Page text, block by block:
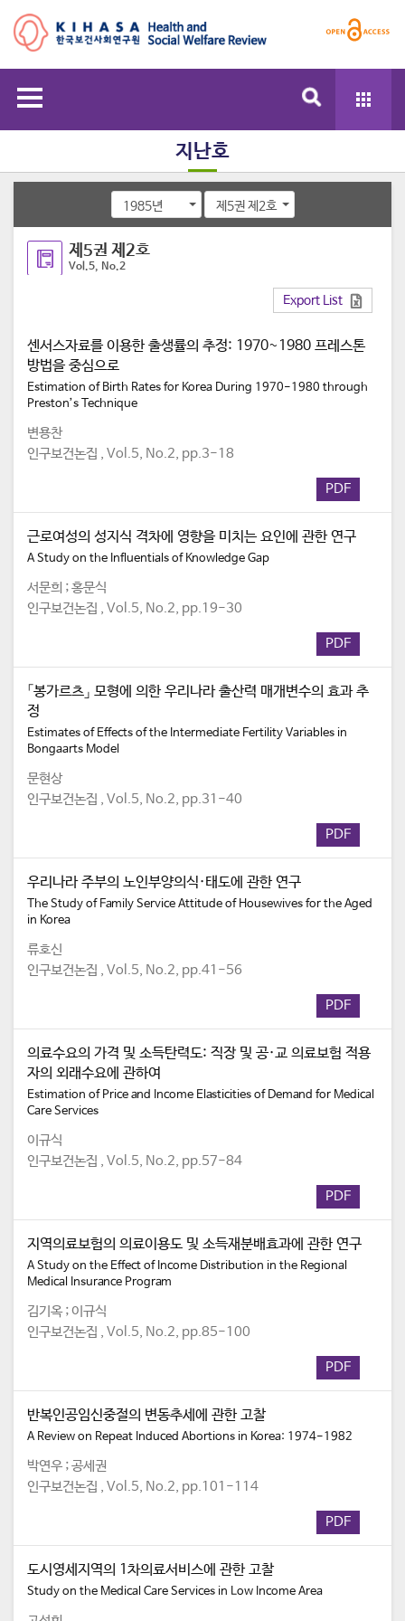
지난호
1985년 제5권 제2호
제5권 제2호
Vol.5, No.2
Export List
센서스자료를 이용한 출생률의 추정: 1970~1980 프레스톤
방법을 중심으로
Estimation of Birth Rates for Korea During 1970-1980 through
Preston’s Technique
변용찬
인구보건논집 , Vol.5, No.2, pp.3-18
PDF
근로여성의 성지식 격차에 영향을 미치는 요인에 관한 연구
A Study on the Influentials of Knowledge Gap
서문희 ; 홍문식
인구보건논집 , Vol.5, No.2, pp.19-30
PDF
「봉가르츠」 모형에 의한 우리나라 출산력 매개변수의 효과 추
정
Estimates of Effects of the Intermediate Fertility Variables in
Bongaarts Model
문현상
인구보건논집 , Vol.5, No.2, pp.31-40
PDF
우리나라 주부의 노인부양의식·태도에 관한 연구
The Study of Family Service Attitude of Housewives for the Aged
in Korea
류호신
인구보건논집 , Vol.5, No.2, pp.41-56
PDF
의료수요의 가격 및 소득탄력도: 직장 및 공·교 의료보험 적용
자의 외래수요에 관하여
Estimation of Price and Income Elasticities of Demand for Medical
Care Services
이규식
인구보건논집 , Vol.5, No.2, pp.57-84
PDF
지역의료보험의 의료이용도 및 소득재분배효과에 관한 연구
A Study on the Effect of Income Distribution in the Regional
Medical Insurance Program
김기옥 ; 이규식
인구보건논집 , Vol.5, No.2, pp.85-100
PDF
반복인공임신중절의 변동추세에 관한 고찰
A Review on Repeat Induced Abortions in Korea: 1974-1982
박연우 ; 공세권
인구보건논집 , Vol.5, No.2, pp.101-114
PDF
도시영세지역의 1차의료서비스에 관한 고찰
Study on the Medical Care Services in Low Income Area